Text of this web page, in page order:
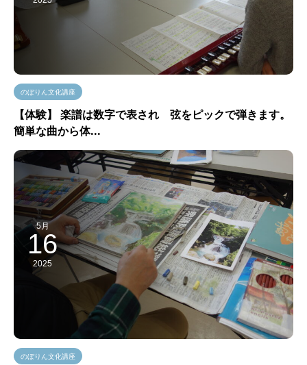
のぼりん文化講座
【体験】 楽譜は数字で表され 弦をピックで弾きます。
簡単な曲から体...
5月
16
2025
のぼりん文化講座